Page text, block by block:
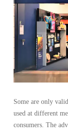
Some are only
used at different
consumers. The